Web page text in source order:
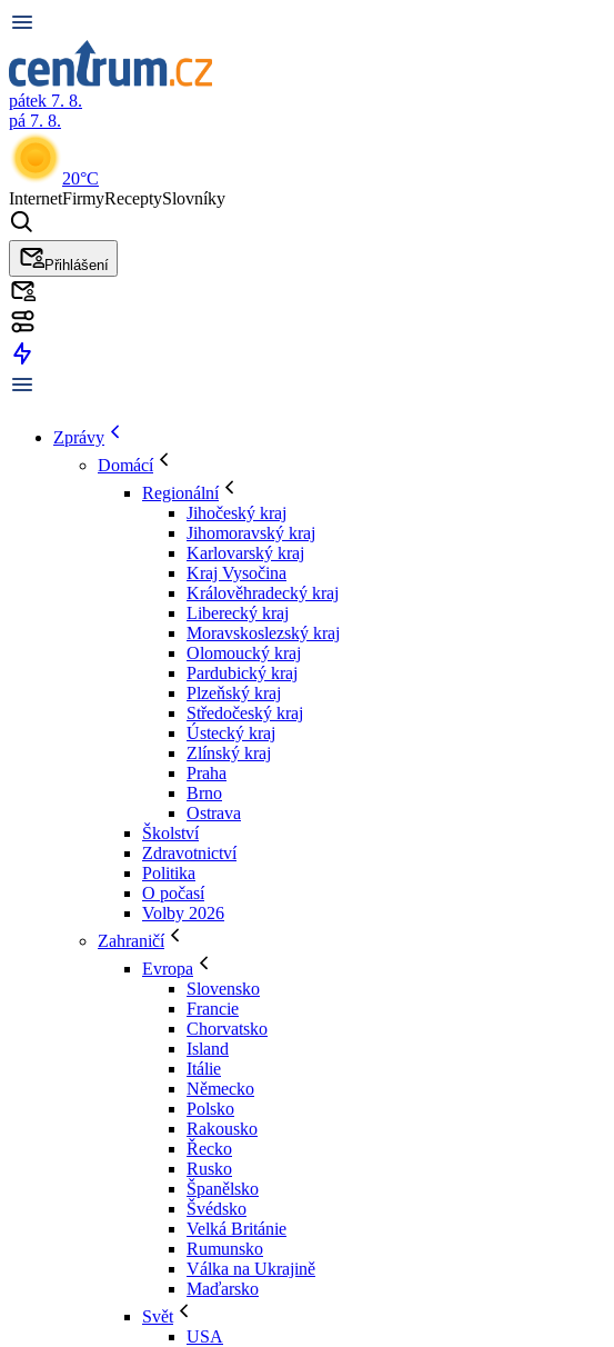
pátek 7. 8.
pá 7. 8.
20°C
InternetFirmyReceptySlovníky
Přihlášení
Zprávy
Domácí
Regionální
Jihočeský kraj
Jihomoravský kraj
Karlovarský kraj
Kraj Vysočina
Králověhradecký kraj
Liberecký kraj
Moravskoslezský kraj
Olomoucký kraj
Pardubický kraj
Plzeňský kraj
Středočeský kraj
Ústecký kraj
Zlínský kraj
Praha
Brno
Ostrava
Školství
Zdravotnictví
Politika
O počasí
Volby 2026
Zahraničí
Evropa
Slovensko
Francie
Chorvatsko
Island
Itálie
Německo
Polsko
Rakousko
Řecko
Rusko
Španělsko
Švédsko
Velká Británie
Rumunsko
Válka na Ukrajině
Maďarsko
Svět
USA